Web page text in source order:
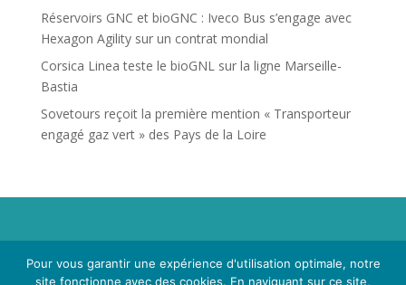
Réservoirs GNC et bioGNC : Iveco Bus s’engage avec
Hexagon Agility sur un contrat mondial
Corsica Linea teste le bioGNL sur la ligne Marseille-
Bastia
Sovetours reçoit la première mention « Transporteur
engagé gaz vert » des Pays de la Loire
Propriété de Territoire d'Energie Lot-et-Garonne. Voir
Mentions LégalesetPolitique de Confidentialité.
Pour vous garantir une expérience d'utilisation optimale, notre
site fonctionne avec des cookies. En naviguant sur ce site,